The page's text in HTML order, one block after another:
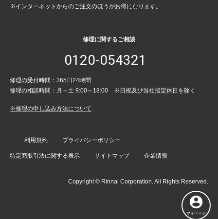
※インターネットからのご注文のほうがお得になります。
修理に関するご相談
0120-054321
修理の受付時間：365日24時間
修理の相談時間：月～土 9:00～18:00 ※日祝及び当社指定休日を除く
※修理の申し込み方法について
利用規約 プライバシーポリシー
特定商取引法に関する表示 サイトマップ 企業情報
Copyright © Rinnai Corporation. All Rights Reserved.
マイページ